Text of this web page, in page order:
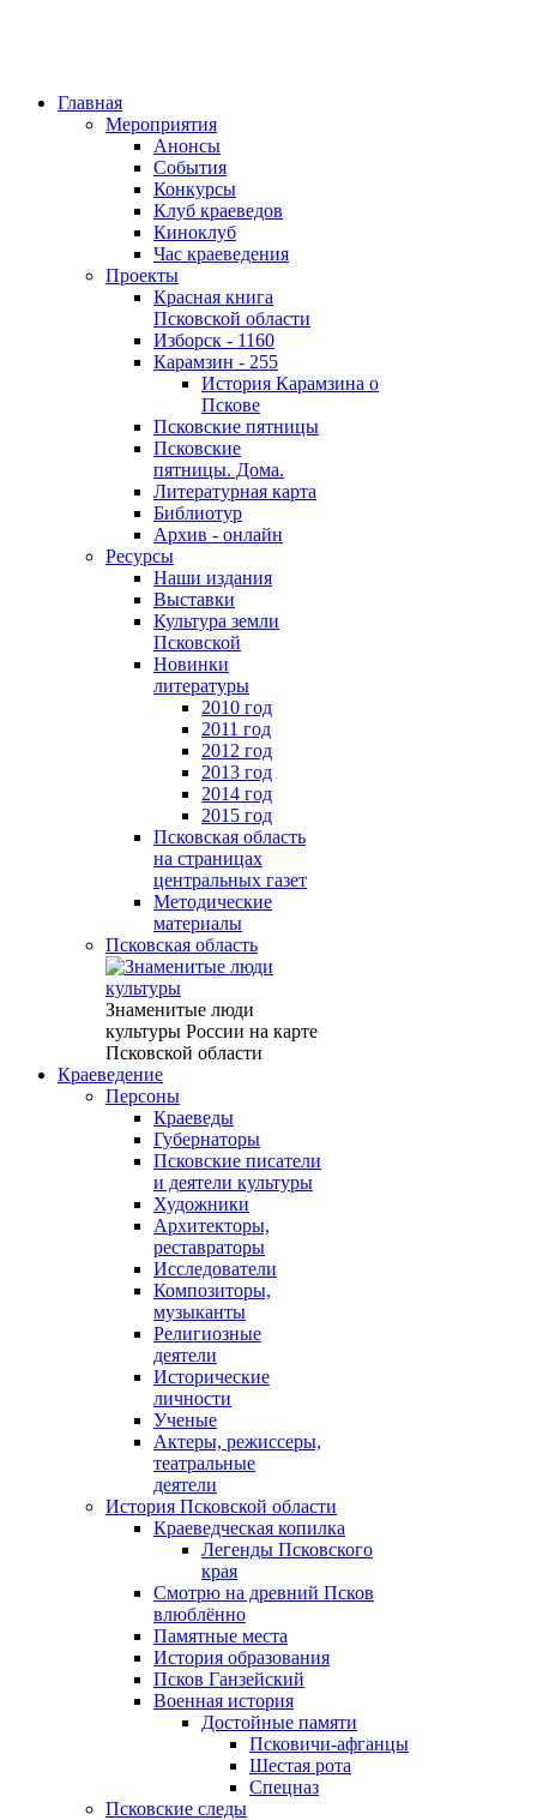
Главная
Мероприятия
Анонсы
События
Конкурсы
Клуб краеведов
Киноклуб
Час краеведения
Проекты
Красная книга
Псковской области
Изборск - 1160
Карамзин - 255
История Карамзина о
Пскове
Псковские пятницы
Псковские
пятницы. Дома.
Литературная карта
Библиотур
Архив - онлайн
Ресурсы
Наши издания
Выставки
Культура земли
Псковской
Новинки
литературы
2010 год
2011 год
2012 год
2013 год
2014 год
2015 год
Псковская область
на страницах
центральных газет
Методические
материалы
Псковская область
Знаменитые люди
культуры России на карте
Псковской области
Краеведение
Персоны
Краеведы
Губернаторы
Псковские писатели
и деятели культуры
Художники
Архитекторы,
реставраторы
Исследователи
Композиторы,
музыканты
Религиозные
деятели
Исторические
личности
Ученые
Актеры, режиссеры,
театральные
деятели
История Псковской области
Краеведческая копилка
Легенды Псковского
края
Смотрю на древний Псков
влюблённо
Памятные места
История образования
Псков Ганзейский
Военная история
Достойные памяти
Псковичи-афганцы
Шестая рота
Спецназ
Псковские следы